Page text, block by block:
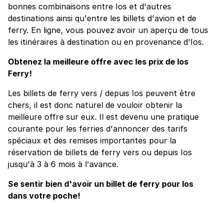
bonnes combinaisons entre Ios et d'autres
destinations ainsi qu'entre les billets d'avion et de
ferry. En ligne, vous pouvez avoir un aperçu de tous
les itinéraires à destination ou en provenance d'Ios.
Obtenez la meilleure offre avec les prix de Ios
Ferry!
Les billets de ferry vers / depuis Ios peuvent être
chers, il est donc naturel de vouloir obtenir la
meilleure offre sur eux. Il est devenu une pratique
courante pour les ferries d'annoncer des tarifs
spéciaux et des remises importantes pour la
réservation de billets de ferry vers ou depuis Ios
jusqu'à 3 à 6 mois à l'avance.
Se sentir bien d'avoir un billet de ferry pour Ios
dans votre poche!